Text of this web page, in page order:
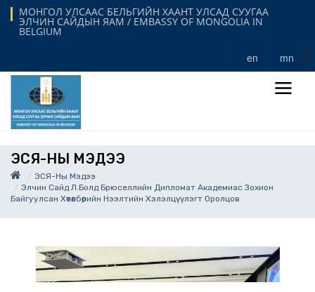
МОНГОЛ УЛСААС БЕЛЬГИЙН ХААНТ УЛСАД СУУГАА
ЭЛЧИН САЙДЫН ЯАМ / EMBASSY OF MONGOLIA IN
BELGIUM
en mn
ЭСЯ-НЫ МЭДЭЭ
ЭСЯ-Ны Мэдээ
Элчин Сайд Л.Болд Брюселлийн Дипломат Академиас Зохион
Байгуулсан Хөтөлбөрийн Нээлтийн Хэлэлцүүлэгт Оролцов